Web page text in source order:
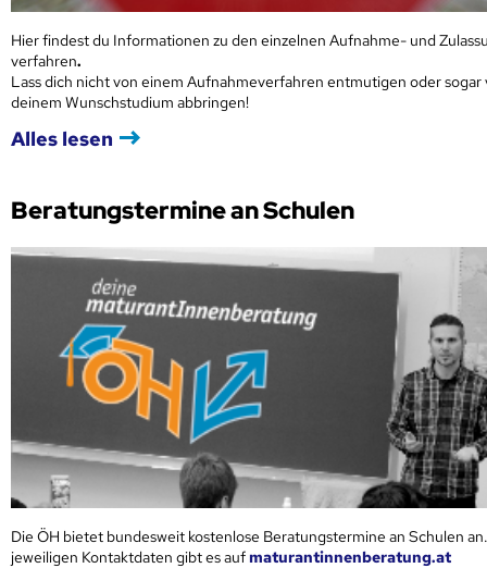
Hier findest du Informationen zu den einzelnen Aufnahme- und
verfahren.
Lass dich nicht von einem Aufnahmeverfahren entmutigen oder sogar
deinem Wunschstudium abbringen!
Alles lesen
Beratungstermine an Schulen
Die ÖH bietet bundesweit kostenlose Beratungstermine an Schulen
jeweiligen Kontaktdaten gibt es aufmaturantinnenberatung.at